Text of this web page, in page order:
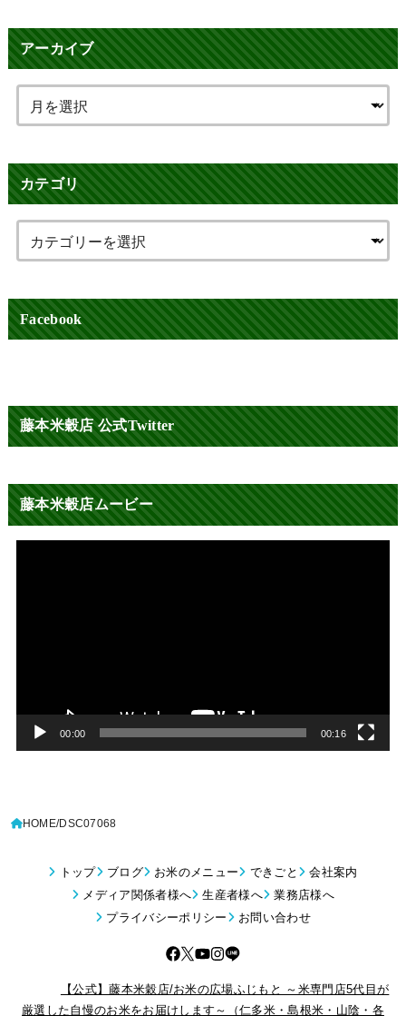
アーカイブ
カテゴリ
Facebook
藤本米穀店 公式Twitter
藤本米穀店ムービー
00:00 00:16
HOME DSC07068
トップ ブログ お米のメニュー できごと
会社案内
メディア関係者様へ
生産者様へ
業務店様へ
プライバシーポリシー
お問い合わせ
【公式】藤本米穀店/お米の広場ふじもと ～米専門店5代目が
厳選した自慢のお米をお届けします～（仁多米・島根米・山陰・各